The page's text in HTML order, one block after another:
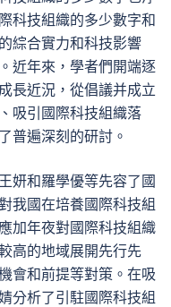
科技組織的多少數字和
綜合實力和科技影響
近年來，學者們開端逐
長近況，從倡議并成立
吸引國際科技組織落
普遍深刻的研討。
妍和羅學優等先容了國
我國在培養國際科技組
加年夜對國際科技組織
高的地域展開先行先
會和前提等對策。在吸
分析了引駐國際科技組